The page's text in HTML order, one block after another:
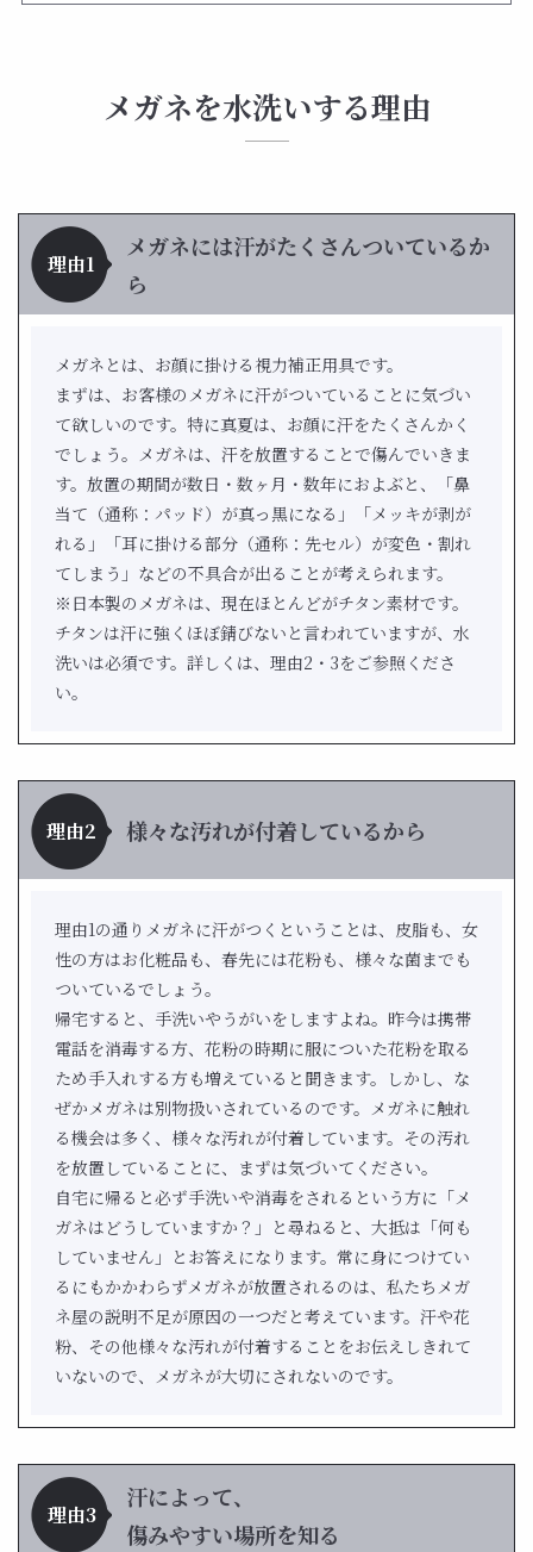
メガネを水洗いする理由
理由1
メガネには汗がたくさんついているか
ら
メガネとは、お顔に掛ける視力補正用具です。
まずは、お客様のメガネに汗がついていることに気づい
て欲しいのです。特に真夏は、お顔に汗をたくさんかく
でしょう。メガネは、汗を放置することで傷んでいきま
す。放置の期間が数日・数ヶ月・数年におよぶと、「鼻
当て（通称：パッド）が真っ黒になる」「メッキが剥が
れる」「耳に掛ける部分（通称：先セル）が変色・割れ
てしまう」などの不具合が出ることが考えられます。
※日本製のメガネは、現在ほとんどがチタン素材です。
チタンは汗に強くほぼ錆びないと言われていますが、水
洗いは必須です。詳しくは、理由2・3をご参照くださ
い。
理由2 様々な汚れが付着しているから
理由1の通りメガネに汗がつくということは、皮脂も、女
性の方はお化粧品も、春先には花粉も、様々な菌までも
ついているでしょう。
帰宅すると、手洗いやうがいをしますよね。昨今は携帯
電話を消毒する方、花粉の時期に服についた花粉を取る
ため手入れする方も増えていると聞きます。しかし、な
ぜかメガネは別物扱いされているのです。メガネに触れ
る機会は多く、様々な汚れが付着しています。その汚れ
を放置していることに、まずは気づいてください。
自宅に帰ると必ず手洗いや消毒をされるという方に「メ
ガネはどうしていますか？」と尋ねると、大抵は「何も
していません」とお答えになります。常に身につけてい
るにもかかわらずメガネが放置されるのは、私たちメガ
ネ屋の説明不足が原因の一つだと考えています。汗や花
粉、その他様々な汚れが付着することをお伝えしきれて
いないので、メガネが大切にされないのです。
理由3
汗によって、
傷みやすい場所を知る